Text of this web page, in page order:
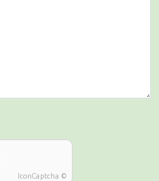
IconCaptcha ©